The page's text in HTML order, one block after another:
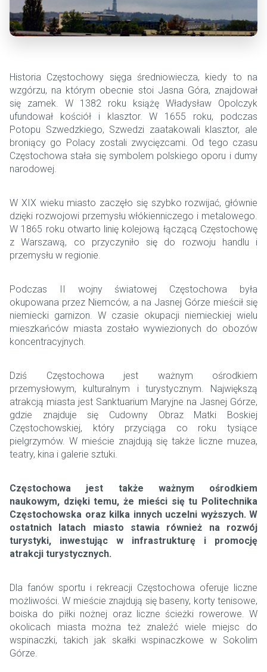
Historia Częstochowy sięga średniowiecza, kiedy to na
wzgórzu, na którym obecnie stoi Jasna Góra, znajdował
się zamek. W 1382 roku książę Władysław Opolczyk
ufundował kościół i klasztor. W 1655 roku, podczas
Potopu Szwedzkiego, Szwedzi zaatakowali klasztor, ale
broniący go Polacy zostali zwycięzcami. Od tego czasu
Częstochowa stała się symbolem polskiego oporu i dumy
narodowej.
W XIX wieku miasto zaczęło się szybko rozwijać, głównie
dzięki rozwojowi przemysłu włókienniczego i metalowego.
W 1865 roku otwarto linię kolejową łączącą Częstochowę
z Warszawą, co przyczyniło się do rozwoju handlu i
przemysłu w regionie.
Podczas II wojny światowej Częstochowa była
okupowana przez Niemców, a na Jasnej Górze mieścił się
niemiecki garnizon. W czasie okupacji niemieckiej wielu
mieszkańców miasta zostało wywiezionych do obozów
koncentracyjnych.
Dziś Częstochowa jest ważnym ośrodkiem
przemysłowym, kulturalnym i turystycznym. Największą
atrakcją miasta jest Sanktuarium Maryjne na Jasnej Górze,
gdzie znajduje się Cudowny Obraz Matki Boskiej
Częstochowskiej, który przyciąga co roku tysiące
pielgrzymów. W mieście znajdują się także liczne muzea,
teatry, kina i galerie sztuki.
Częstochowa jest także ważnym ośrodkiem
naukowym, dzięki temu, że mieści się tu Politechnika
Częstochowska oraz kilka innych uczelni wyższych. W
ostatnich latach miasto stawia również na rozwój
turystyki, inwestując w infrastrukturę i promocję
atrakcji turystycznych.
Dla fanów sportu i rekreacji Częstochowa oferuje liczne
możliwości. W mieście znajdują się baseny, korty tenisowe,
boiska do piłki nożnej oraz liczne ścieżki rowerowe. W
okolicach miasta można też znaleźć wiele miejsc do
wspinaczki, takich jak skałki wspinaczkowe w Sokolim
Górze.